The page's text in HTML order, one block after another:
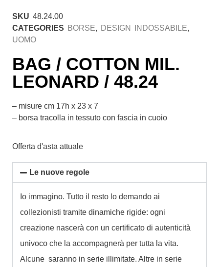
SKU 48.24.00
CATEGORIES BORSE, DESIGN INDOSSABILE,
UOMO
BAG / COTTON MIL.
LEONARD / 48.24
– misure cm 17h x 23 x 7
– borsa tracolla in tessuto con fascia in cuoio
Offerta d'asta attuale
Le nuove regole
Io immagino. Tutto il resto lo demando ai
collezionisti tramite dinamiche rigide: ogni
creazione nascerà con un certificato di autenticità
univoco che la accompagnerà per tutta la vita.
Alcune saranno in serie illimitate. Altre in serie